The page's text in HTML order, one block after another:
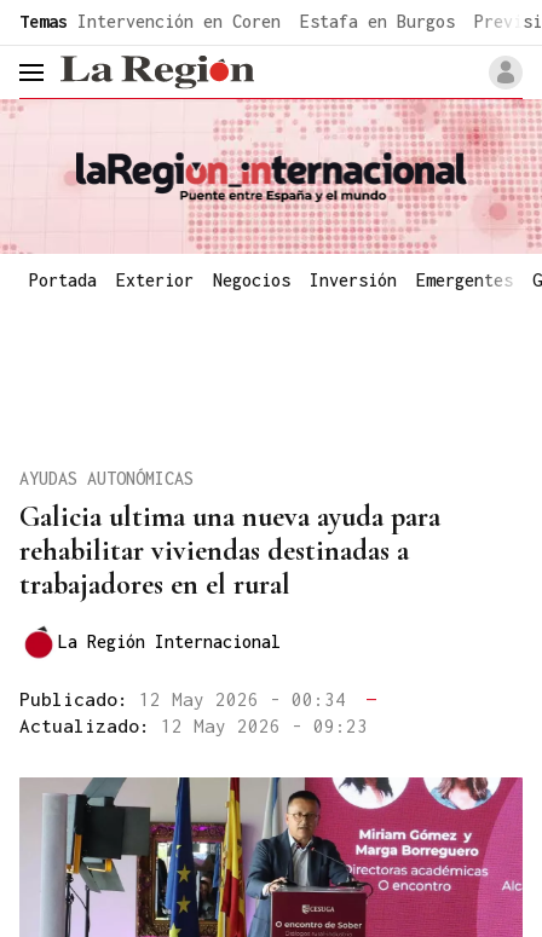
common.go-to-content
Temas Intervención en Coren Estafa en Burgos
header.menu.open
Portada Exterior Negocios Inversión Emergentes
Galicia ultima una nueva ayuda para
rehabilitar viviendas destinadas a
trabajadores en el rural
AYUDAS AUTONÓMICAS
La Región Internacional
Publicado: 12 May 2026 - 00:34
—
Actualizado: 12 May 2026 - 09:23